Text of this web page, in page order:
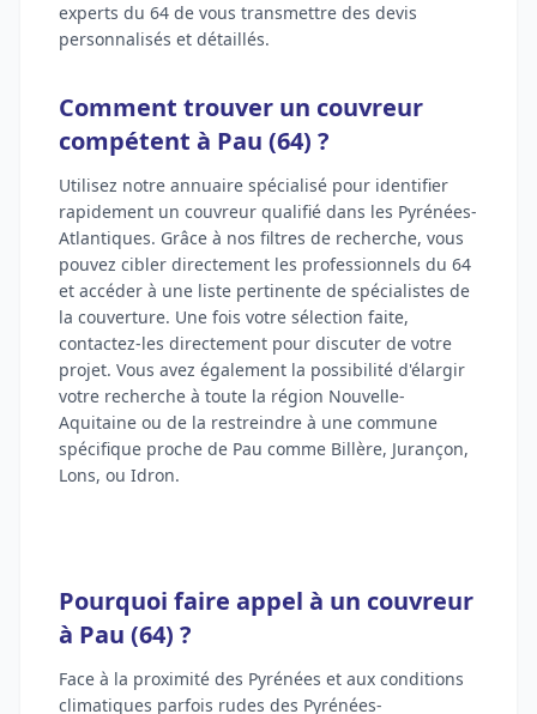
experts du 64 de vous transmettre des devis
personnalisés et détaillés.
Comment trouver un couvreur
compétent à Pau (64) ?
Utilisez notre annuaire spécialisé pour identifier
rapidement un couvreur qualifié dans les Pyrénées-
Atlantiques. Grâce à nos filtres de recherche, vous
pouvez cibler directement les professionnels du 64
et accéder à une liste pertinente de spécialistes de
la couverture. Une fois votre sélection faite,
contactez-les directement pour discuter de votre
projet. Vous avez également la possibilité d'élargir
votre recherche à toute la région Nouvelle-
Aquitaine ou de la restreindre à une commune
spécifique proche de Pau comme Billère, Jurançon,
Lons, ou Idron.
Pourquoi faire appel à un couvreur
à Pau (64) ?
Face à la proximité des Pyrénées et aux conditions
climatiques parfois rudes des Pyrénées-